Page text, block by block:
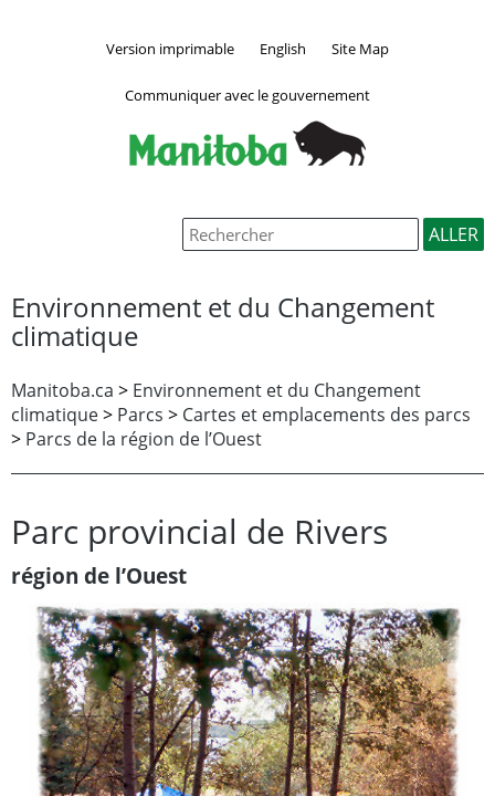
Version imprimable English Site Map
Communiquer avec le gouvernement
Environnement et du Changement
climatique
Manitoba.ca > Environnement et du Changement
climatique> Parcs > Cartes et emplacements des parcs
> Parcs de la région de l’Ouest
Parc provincial de Rivers
région de l’Ouest